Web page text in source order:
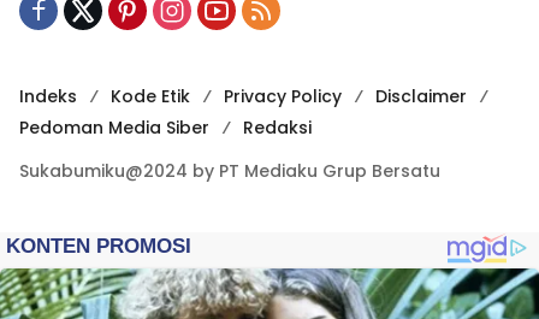
Indeks Kode Etik Privacy Policy
Disclaimer
Pedoman Media Siber
Redaksi
Sukabumiku@2024 by PT Mediaku Grup Bersatu